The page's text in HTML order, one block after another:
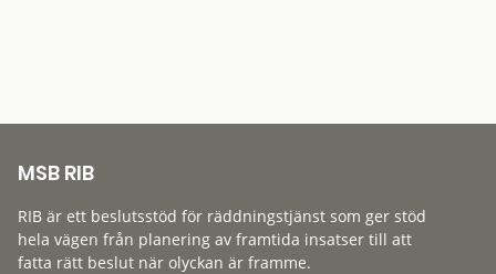
MSB RIB
RIB är ett beslutsstöd för räddningstjänst som ger stöd
hela vägen från planering av framtida insatser till att
fatta rätt beslut när olyckan är framme.